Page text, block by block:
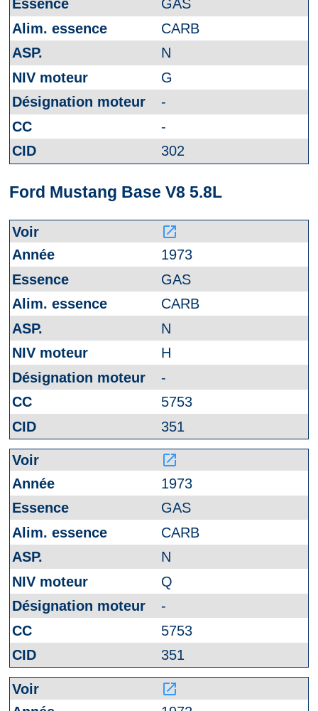
GAS
CARB
N
G
-
-
302
Ford Mustang Base V8 5.8L
launch
1973
GAS
CARB
N
H
-
5753
351
launch
1973
GAS
CARB
N
Q
-
5753
351
launch